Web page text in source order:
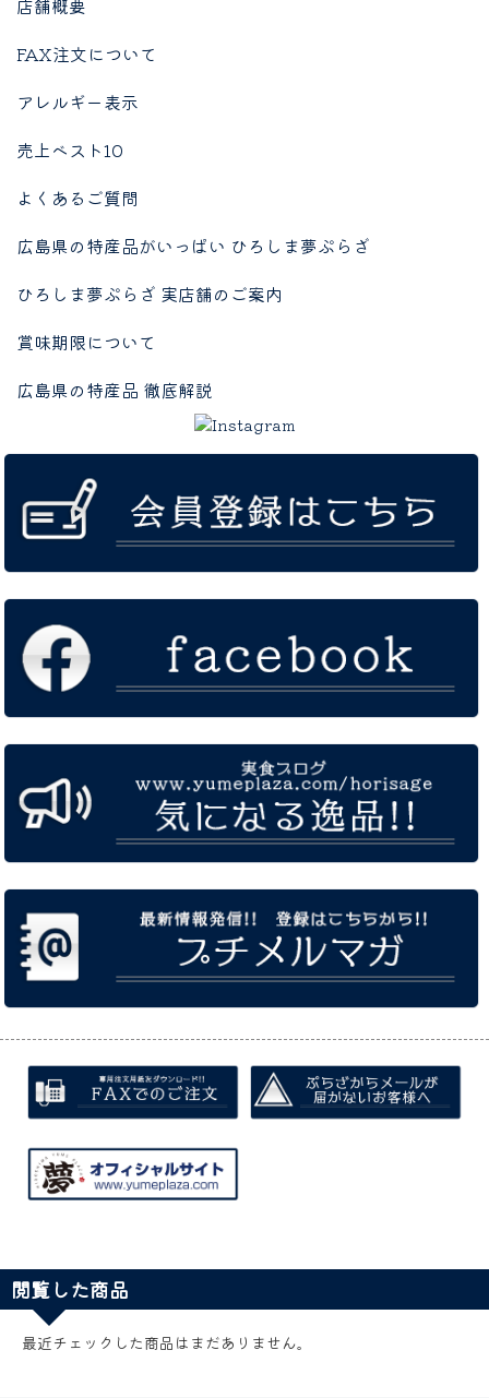
店舗概要
FAX注文について
アレルギー表示
売上ベスト10
よくあるご質問
広島県の特産品がいっぱい ひろしま夢ぷらざ
ひろしま夢ぷらざ 実店舗のご案内
賞味期限について
広島県の特産品 徹底解説
閲覧した商品
最近チェックした商品はまだありません。